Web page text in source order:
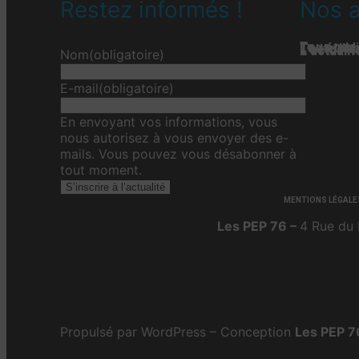
Restez informés !
Nom(obligatoire)
E-mail(obligatoire)
En envoyant vos informations, vous
nous autorisez à vous envoyer des e-
mails. Vous pouvez vous désabonner à
tout moment.
S’inscrire à l’actualité
Nos
Tous
Les
Toute
MENTIONS
Les PEP 76 – 4 Rue du
Propulsé par WordPress – Conception Les PEP